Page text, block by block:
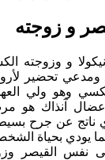
و زوجته
و وزوجته
وهو ولي
آنذاك هو مرض
ناتج عن جرح بسيط
يودي بحياة
نفس القيصر